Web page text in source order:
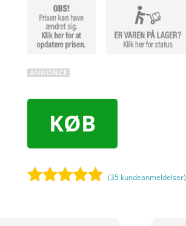
KØB
(35 kundeanmeldelser)